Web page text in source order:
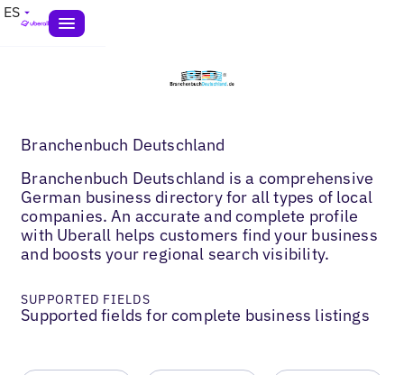
ES
Branchenbuch Deutschland
Branchenbuch Deutschland is a comprehensive
German business directory for all types of local
companies. An accurate and complete profile
with Uberall helps customers find your business
and boosts your regional search visibility.
SUPPORTED FIELDS
Supported fields for complete business listings